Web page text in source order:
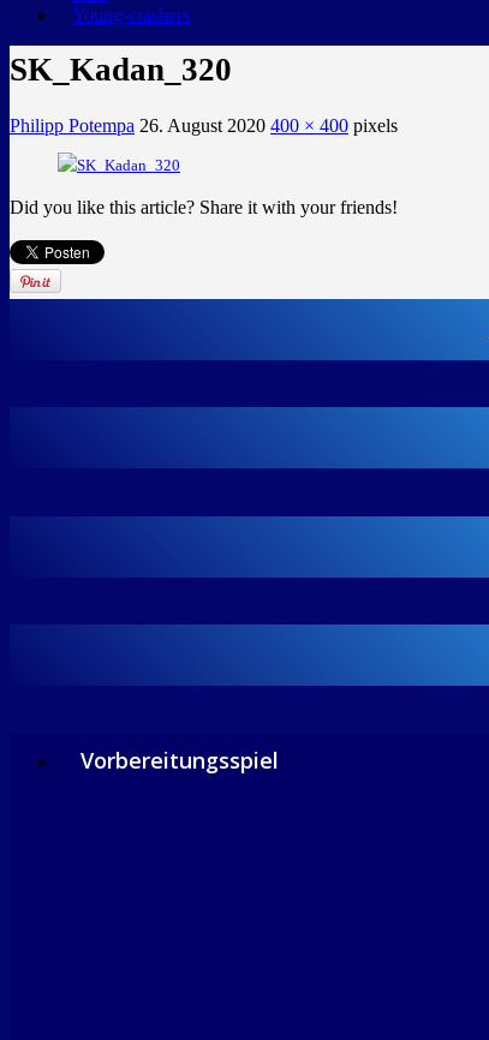
Young-crashers
SK_Kadan_320
Philipp Potempa 26. August 2020 400 × 400 pixels
Did you like this article? Share it with your friends!
Vorbereitungsspiel